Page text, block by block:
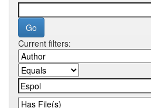
Current filters: